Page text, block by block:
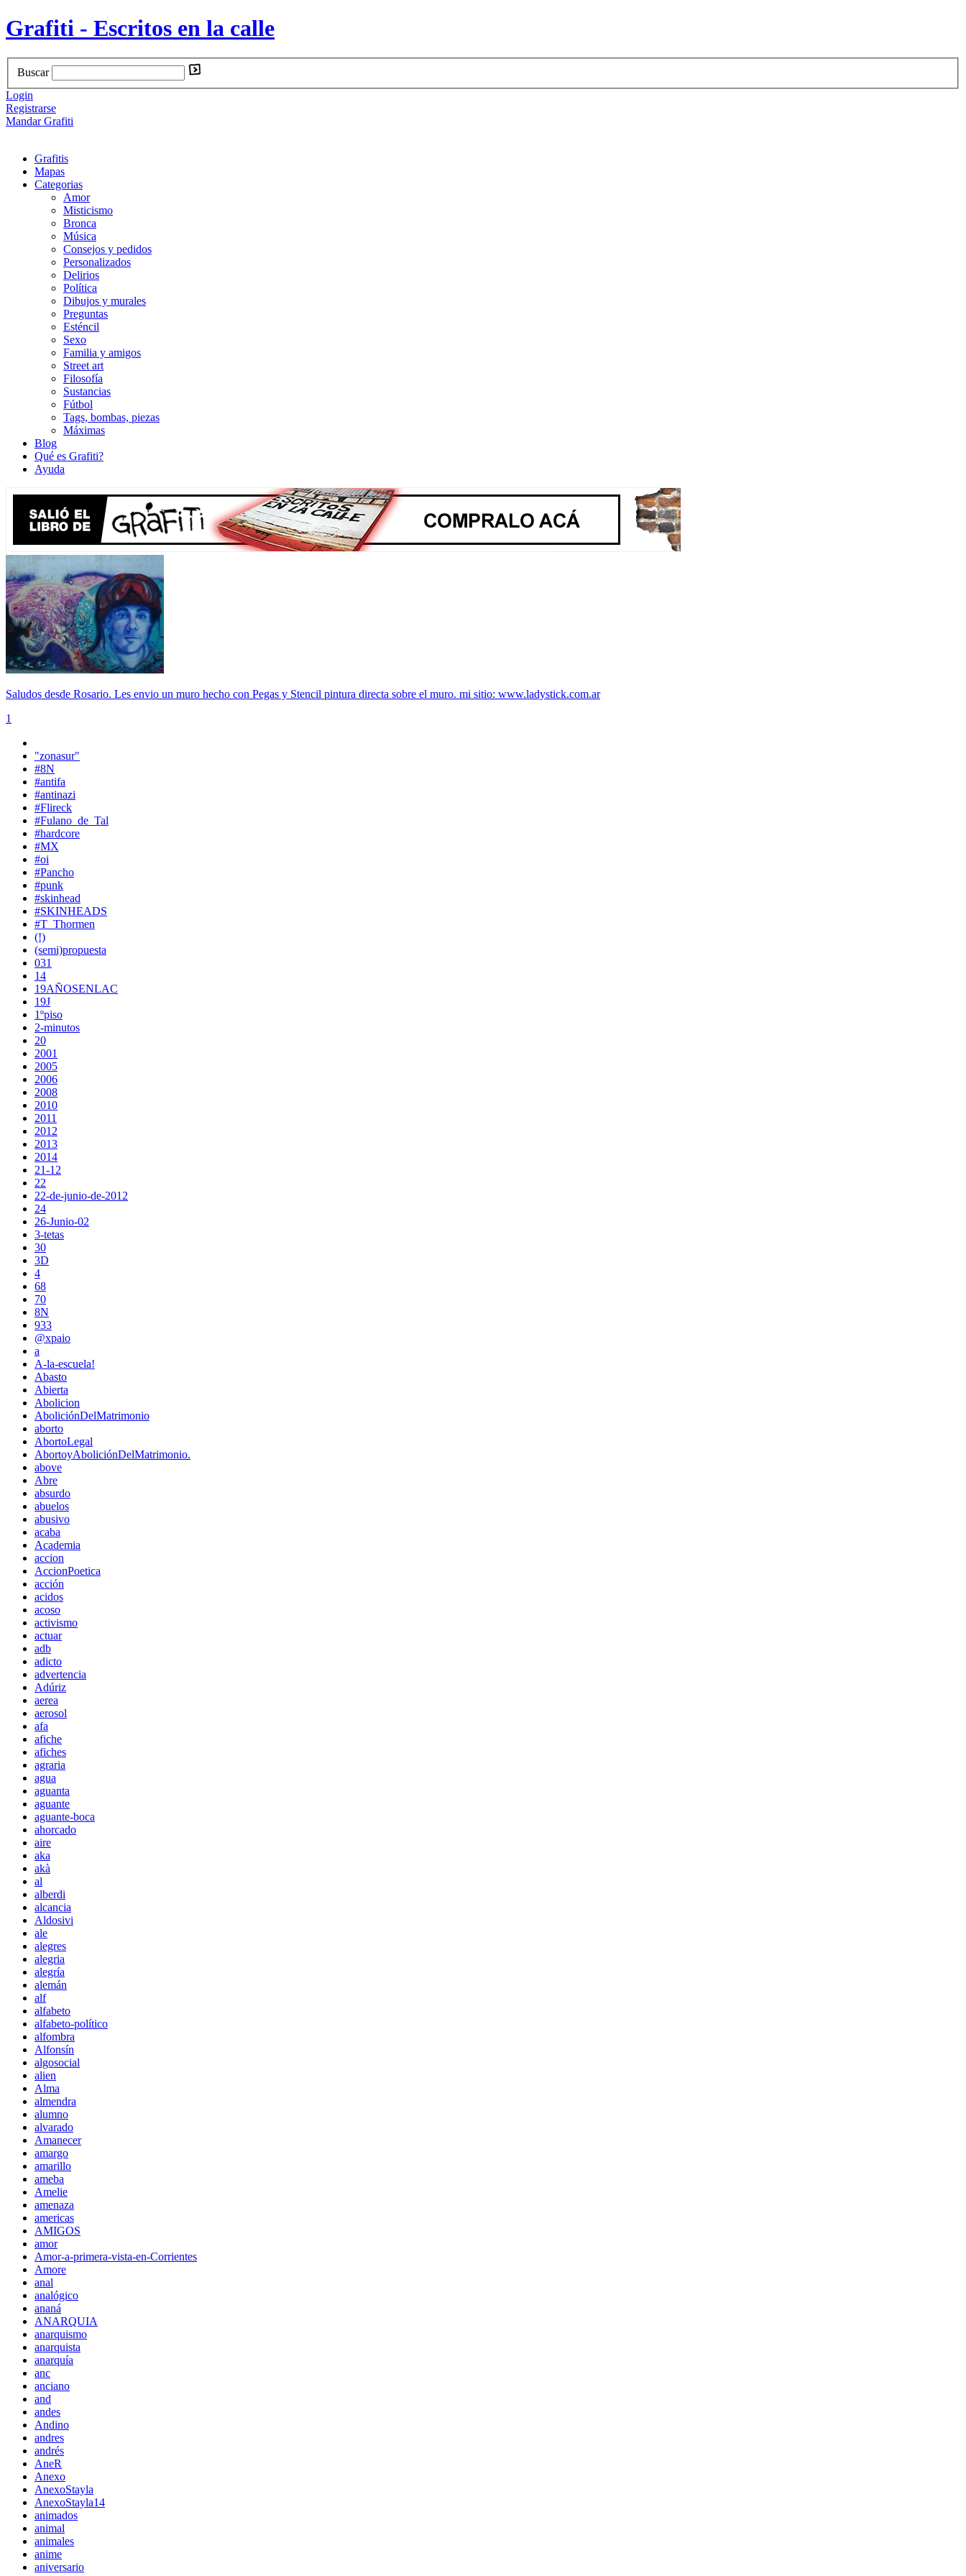
Grafiti - Escritos en la calle
Buscar
Login
Registrarse
Mandar Grafiti
Grafitis
Mapas
Categorias
Amor
Misticismo
Bronca
Música
Consejos y pedidos
Personalizados
Delirios
Política
Dibujos y murales
Preguntas
Esténcil
Sexo
Familia y amigos
Street art
Filosofía
Sustancias
Fútbol
Tags, bombas, piezas
Máximas
Blog
Qué es Grafiti?
Ayuda
Saludos desde Rosario. Les envio un muro hecho con Pegas y Stencil pintura directa sobre el muro. mi sitio: www.ladystick.com.ar
1
"zonasur"
#8N
#antifa
#antinazi
#Flireck
#Fulano_de_Tal
#hardcore
#MX
#oi
#Pancho
#punk
#skinhead
#SKINHEADS
#T_Thormen
(!)
(semi)propuesta
031
14
19AÑOSENLAC
19J
1ºpiso
2-minutos
20
2001
2005
2006
2008
2010
2011
2012
2013
2014
21-12
22
22-de-junio-de-2012
24
26-Junio-02
3-tetas
30
3D
4
68
70
8N
933
@xpaio
a
A-la-escuela!
Abasto
Abierta
Abolicion
AboliciónDelMatrimonio
aborto
AbortoLegal
AbortoyAboliciónDelMatrimonio.
above
Abre
absurdo
abuelos
abusivo
acaba
Academia
accion
AccionPoetica
acción
acidos
acoso
activismo
actuar
adb
adicto
advertencia
Adúriz
aerea
aerosol
afa
afiche
afiches
agraria
agua
aguanta
aguante
aguante-boca
ahorcado
aire
aka
akà
al
alberdi
alcancia
Aldosivi
ale
alegres
alegria
alegría
alemán
alf
alfabeto
alfabeto-político
alfombra
Alfonsín
algosocial
alien
Alma
almendra
alumno
alvarado
Amanecer
amargo
amarillo
ameba
Amelie
amenaza
americas
AMIGOS
amor
Amor-a-primera-vista-en-Corrientes
Amore
anal
analógico
ananá
ANARQUIA
anarquismo
anarquista
anarquía
anc
anciano
and
andes
Andino
andres
andrés
AneR
Anexo
AnexoStayla
AnexoStayla14
animados
animal
animales
anime
aniversario